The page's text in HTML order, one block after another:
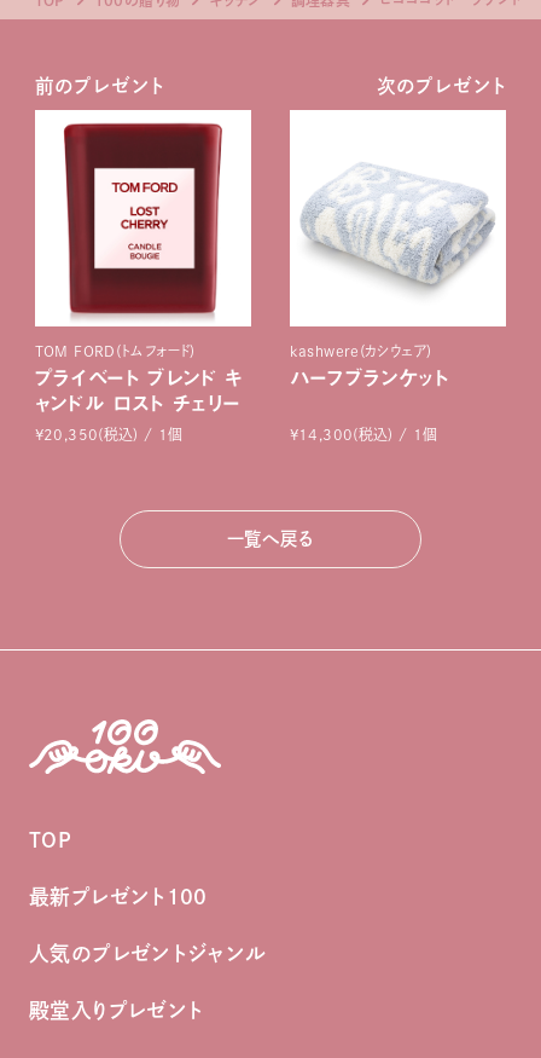
前のプレゼント
TOM FORD(トムフォード)
プライベート ブレンド キ
ャンドル ロスト チェリー
¥20,350(税込) / 1個
次のプレゼント
kashwere(カシウェア)
ハーフブランケット
¥14,300(税込) / 1個
一覧へ戻る
TOP
最新プレゼント100
人気のプレゼントジャンル
殿堂入りプレゼント